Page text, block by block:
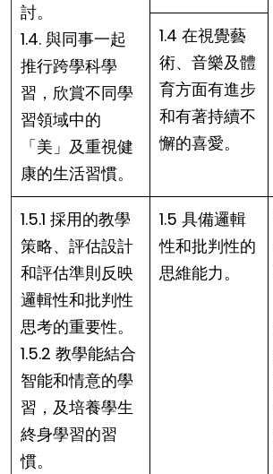
討。
1.4. 與同事一起
推行跨學科學
習，欣賞不同學
習領域中的
「美」及重視健
康的生活習慣。
1.4 在視覺藝
術、音樂及體
育方面有進步
和有著持續不
懈的喜愛。
1.5.1 採用的教學
策略、評估設計
和評估準則反映
邏輯性和批判性
思考的重要性。
1.5.2 教學能結合
智能和情意的學
習，及培養學生
終身學習的習
慣。
1.5 具備邏輯
性和批判性的
思維能力。